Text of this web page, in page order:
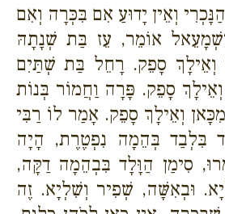
וְאֵין יָדוּעַ אִם בִּכְּרָה וְאִם
אוֹמֵר, עֵז בַּת שְׁנָתָהּ
וְאֵילָךְ סָפֵק. רָחֵל בַּת שְׁתַּיִם
סָפֵק. פָּרָה וַחֲמוֹר בְּנוֹת
וְאֵילָךְ סָפֵק. אָמַר לוֹ רַבִּי
בִּלְבַד בְּהֵמָה נִפְטֶרֶת, הָיָה
סִימַן הַוָּלָד בִּבְהֵמָה דַקָּה,
וּבְאִשָּׁה, שְׁפִיר וְשִׁלְיָא. זֶה